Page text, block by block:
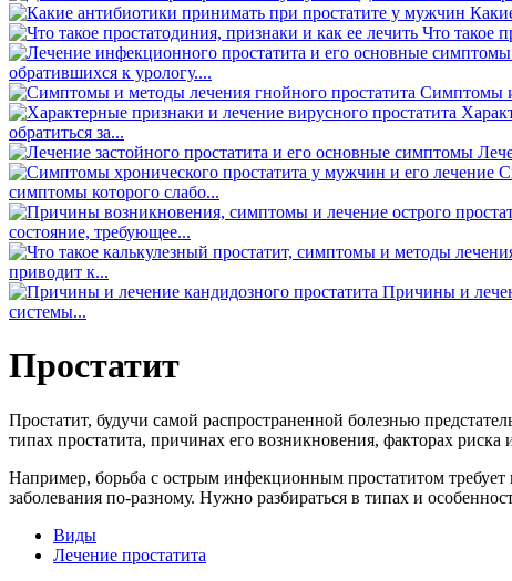
Что такое
обратившихся к урологу....
Симптомы и
обратиться за...
симптомы которого слабо...
состояние, требующее...
приводит к...
Причины и
системы...
Простатит
Простатит, будучи самой распространенной болезнью
типах простатита, причинах его возникновения, факторах риска
Например, борьба с острым инфекционным простатитом требует
заболевания по-разному. Нужно разбираться в типах и
Виды
Лечение простатита